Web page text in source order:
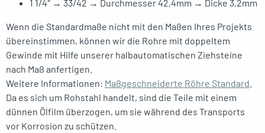
1 1/4″ → 33/42 → Durchmesser 42,4mm → Dicke 3,2mm
Wenn die Standardmaße nicht mit den Maßen Ihres Projekts
übereinstimmen, können wir die Rohre mit doppeltem
Gewinde mit Hilfe unserer halbautomatischen Ziehsteine
nach Maß anfertigen.
Weitere Informationen: Maßgeschneiderte Röhre Standard
Da es sich um Rohstahl handelt, sind die Teile mit einem
dünnen Ölfilm überzogen, um sie während des Transports
vor Korrosion zu schützen.